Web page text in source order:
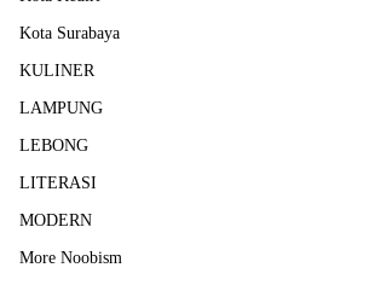
Kota Surabaya
KULINER
LAMPUNG
LEBONG
LITERASI
MODERN
More Noobism